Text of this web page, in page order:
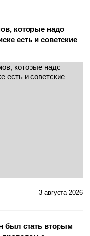
которые надо
есть и советские
3 августа 2026
был стать вторым